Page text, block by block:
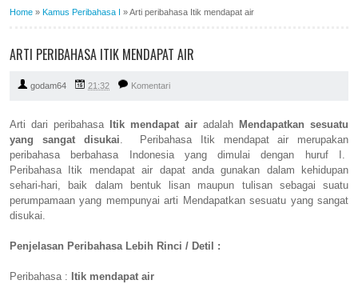
Home » Kamus Peribahasa I »Arti peribahasa Itik mendapat air
ARTI PERIBAHASA ITIK MENDAPAT AIR
godam64 21:32 Komentari
Arti dari peribahasa Itik mendapat air adalah Mendapatkan sesuatu
yang sangat disukai. Peribahasa Itik mendapat air merupakan
peribahasa berbahasa Indonesia yang dimulai dengan huruf I.
Peribahasa Itik mendapat air dapat anda gunakan dalam kehidupan
sehari-hari, baik dalam bentuk lisan maupun tulisan sebagai suatu
perumpamaan yang mempunyai arti Mendapatkan sesuatu yang sangat
disukai.
Penjelasan Peribahasa Lebih Rinci / Detil :
Peribahasa : Itik mendapat air